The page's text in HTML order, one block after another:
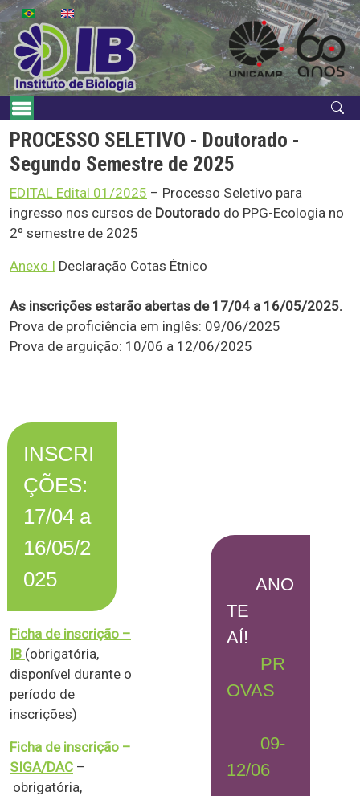
Pular para o conteúdo principal
Navegação principal
PROCESSO SELETIVO - Doutorado -
Segundo Semestre de 2025
EDITAL Edital 01/2025 – Processo Seletivo para
ingresso nos cursos de Doutorado do PPG-Ecologia no
2º semestre de 2025
Anexo I Declaração Cotas Étnico
As inscrições estarão abertas de 17/04 a 16/05/2025.
Prova de proficiência em inglês: 09/06/2025
Prova de arguição: 10/06 a 12/06/2025
INSCRI
ÇÕES:
17/04 a
16/05/2
025
Ficha de inscrição –
IB (obrigatória,
disponível durante o
período de
inscrições)
Ficha de inscrição –
SIGA/DAC –
obrigatória,
ANO
TE
AÍ!
PR
OVAS
09-
12/06